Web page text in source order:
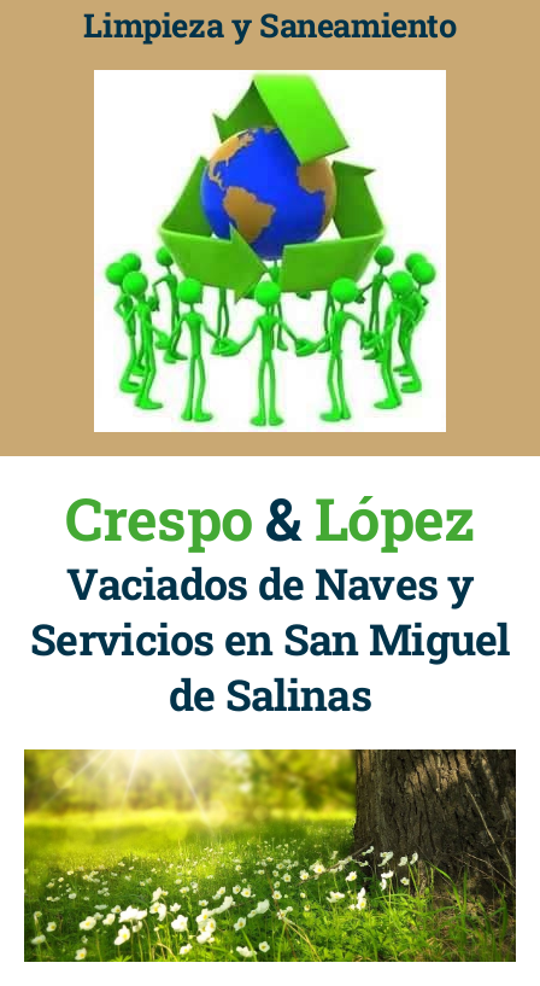
Limpieza y Saneamiento
Crespo&López
Vaciados de Naves y
Servicios en San Miguel
de Salinas